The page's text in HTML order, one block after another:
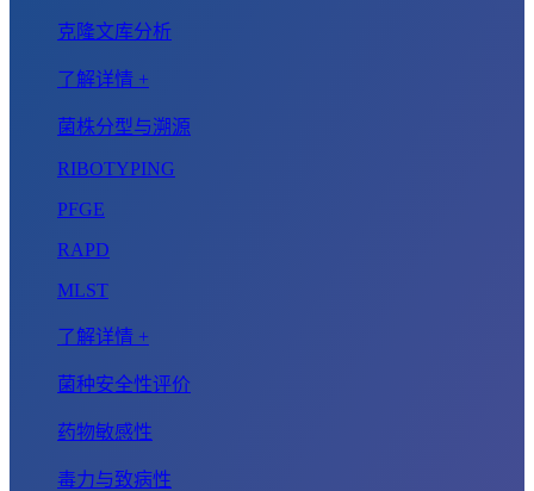
克隆文库分析
了解详情 +
菌株分型与溯源
RIBOTYPING
PFGE
RAPD
MLST
了解详情 +
菌种安全性评价
药物敏感性
毒力与致病性